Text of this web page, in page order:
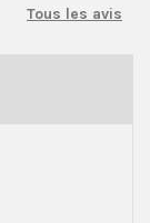
Tous les avis